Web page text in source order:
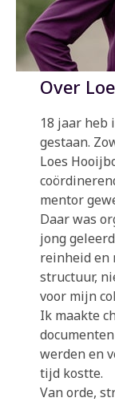
Over
18 jaar heb
gestaan.
Loes
mentor
Daar was
jong
reinheid en
structuur,
voor mijn
Ik maakte
werden en
tijd kostte.
Van orde,